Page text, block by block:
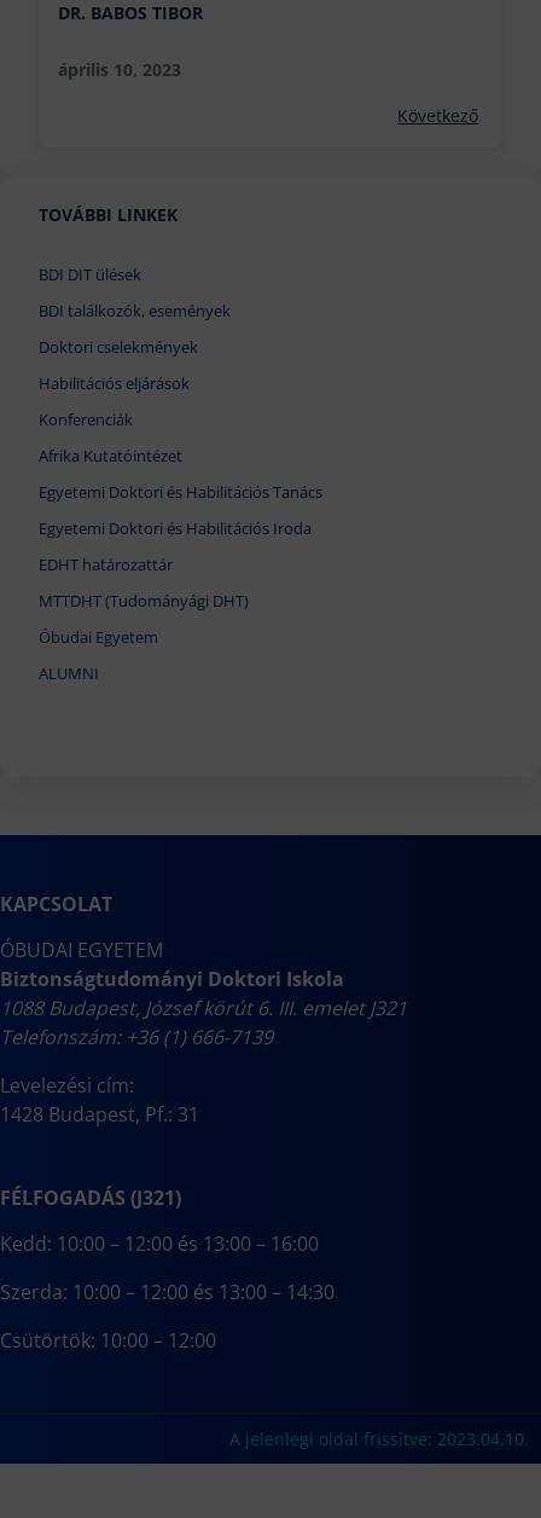
DR. BABOS TIBOR
április 10, 2023
Következő
TOVÁBBI LINKEK
BDI DIT ülések
BDI találkozók, események
Doktori cselekmények
Habilitációs eljárások
Konferenciák
Afrika Kutatóintézet
Egyetemi Doktori és Habilitációs Tanács
Egyetemi Doktori és Habilitációs Iroda
EDHT határozattár
MTTDHT (Tudományági DHT)
Óbudai Egyetem
ALUMNI
KAPCSOLAT
ÓBUDAI EGYETEM
Biztonságtudományi Doktori Iskola
1088 Budapest, József körút 6. III. emelet J321
Telefonszám: +36 (1) 666-7139
Levelezési cím:
1428 Budapest, Pf.: 31
FÉLFOGADÁS (J321)
Kedd: 10:00 – 12:00 és 13:00 – 16:00
Szerda: 10:00 – 12:00 és 13:00 – 14:30
Csütörtök: 10:00 – 12:00
A jelenlegi oldal frissítve: 2023.04.10.